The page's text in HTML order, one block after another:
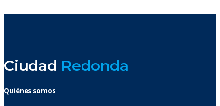
Ciudad Redonda
Quiénes somos